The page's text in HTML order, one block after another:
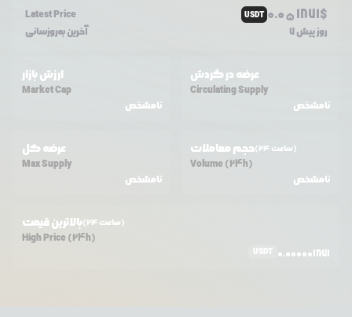
Latest Price
USDT 0.0 5 1871$
آخرین به‌روزسانی 7 روز پیش
ارزش بازار
Market Cap
نامشخص
عرضه در گردش
Circulating Supply
نامشخص
عرضه کل
Max Supply
نامشخص
حجم معاملات (24 ساعت)
Volume (24h)
نامشخص
بالاترین قیمت (24 ساعت)
High Price (24h)
USDT 0.000001871